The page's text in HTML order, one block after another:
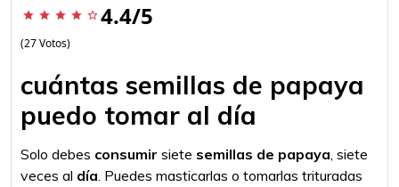
star star star star star_border 4.4/5
(27 Votos)
cuántas semillas de papaya
puedo tomar al día
Solo debes consumir siete semillas de papaya, siete
veces al día. Puedes masticarlas o tomarlas trituradas